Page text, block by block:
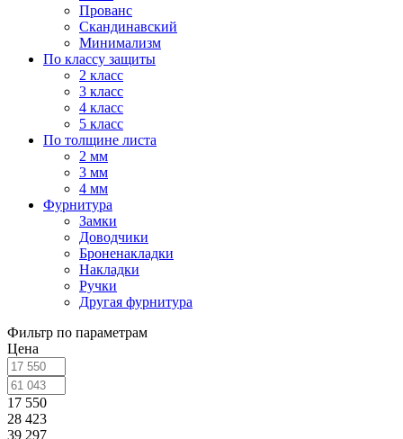
Прованс
Скандинавский
Минимализм
По классу защиты
2 класс
3 класс
4 класс
5 класс
По толщине листа
2 мм
3 мм
4 мм
Фурнитура
Замки
Доводчики
Броненакладки
Накладки
Ручки
Другая фурнитура
Фильтр по параметрам
Цена
17 550
28 423
39 297